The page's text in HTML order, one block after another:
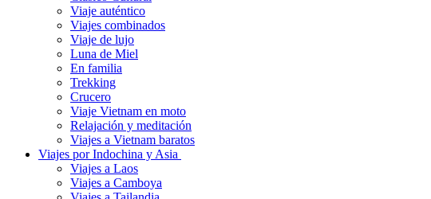
Viaje auténtico
Viajes combinados
Viaje de lujo
Luna de Miel
En familia
Trekking
Crucero
Viaje Vietnam en moto
Relajación y meditación
Viajes a Vietnam baratos
Viajes por Indochina y Asia
Viajes a Laos
Viajes a Camboya